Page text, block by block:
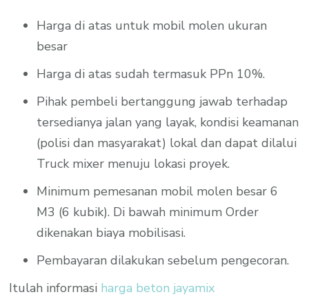
Harga di atas untuk mobil molen ukuran
besar
Harga di atas sudah termasuk PPn 10%.
Pihak pembeli bertanggung jawab terhadap
tersedianya jalan yang layak, kondisi keamanan
(polisi dan masyarakat) lokal dan dapat dilalui
Truck mixer menuju lokasi proyek.
Minimum pemesanan mobil molen besar 6
M3 (6 kubik). Di bawah minimum Order
dikenakan biaya mobilisasi.
Pembayaran dilakukan sebelum pengecoran.
Itulah informasi harga beton jayamix